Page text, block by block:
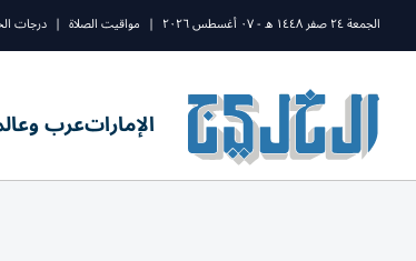
الجمعة ٢٤ صفر ١٤٤٨ ه - ٠٧ أغسطس ٢٠٢٦ | مواقيت الصلاة | درجات
الإماراتعرب